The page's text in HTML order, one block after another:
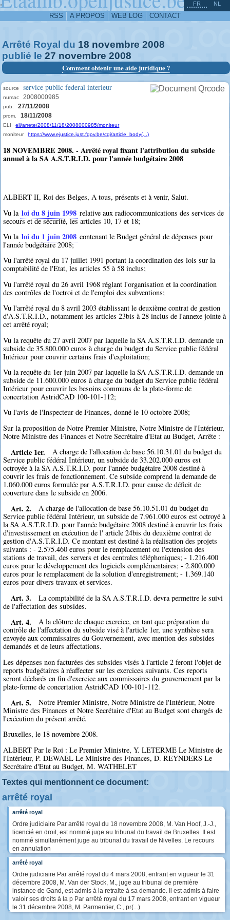
-
RSS A PROPOS WEB LOG CONTACT
FR NL
Arrêté Royal du 18 novembre 2008
publié le 27 novembre 2008
Comment obtenir une aide juridique ?
source service public federal interieur
numac 2008000985
pub. 27/11/2008
prom. 18/11/2008
ELI
eli/arrete/2008/11/18/2008000985/moniteur
moniteur
https://www.ejustice.just.fgov.be/cgi/article_body(...)
18 NOVEMBRE 2008. - Arrêté royal fixant l'attribution du subside
annuel à la SA A.S.T.R.I.D. pour l'année budgétaire 2008
ALBERT II, Roi des Belges, A tous, présents et à venir, Salut.
Vu la loi du 8 juin 1998 relative aux radiocommunications des services de
secours et de sécurité, les articles 10, 17 et 18;
Vu la loi du 1 juin 2008 contenant le Budget général de dépenses pour
l'année budgétaire 2008;
Vu l'arrêté royal du 17 juillet 1991 portant la coordination des lois sur la
comptabilité de l'Etat, les articles 55 à 58 inclus;
Vu l'arrêté royal du 26 avril 1968 réglant l'organisation et la coordination
des contrôles de l'octroi et de l'emploi des subventions;
Vu l'arrêté royal du 8 avril 2003 établissant le deuxième contrat de gestion
d'A.S.T.R.I.D., notamment les articles 23bis à 28 inclus de l'annexe jointe à
cet arrêté royal;
Vu la requête du 27 avril 2007 par laquelle la SA A.S.T.R.I.D. demande un
subside de 35.800.000 euros à charge du budget du Service public fédéral
Intérieur pour couvrir certains frais d'exploitation;
Vu la requête du 1er juin 2007 par laquelle la SA A.S.T.R.I.D. demande un
subside de 11.600.000 euros à charge du budget du Service public fédéral
Intérieur pour couvrir les besoins communs de la plate-forme de
concertation AstridCAD 100-101-112;
Vu l'avis de l'Inspecteur de Finances, donné le 10 octobre 2008;
Sur la proposition de Notre Premier Ministre, Notre Ministre de l'Intérieur,
Notre Ministre des Finances et Notre Secrétaire d'Etat au Budget, Arrête :
Article 1er.
A charge de l'allocation de base 56.10.31.01 du budget du
Service public fédéral Intérieur, un subside de 33.202.000 euros est
octroyée à la SA A.S.T.R.I.D. pour l'année budgétaire 2008 destiné à
couvrir les frais de fonctionnement. Ce subside comprend la demande de
1.060.000 euros formulée par A.S.T.R.I.D. pour cause de déficit de
couverture dans le subside en 2006.
Art. 2.
A charge de l'allocation de base 56.10.51.01 du budget du
Service public fédéral Intérieur, un subside de 7.961.000 euros est octroyé à
la SA A.S.T.R.I.D. pour l'année budgétaire 2008 destiné à couvrir les frais
d'investissement en exécution de l' article 24bis du deuxième contrat de
gestion d'A.S.T.R.I.D. Ce montant est destiné à la réalisation des projets
suivants : - 2.575.460 euros pour le remplacement ou l'extension des
stations de travail, des servers et des centrales téléphoniques; - 1.216.400
euros pour le développement des logiciels complémentaires; - 2.800.000
euros pour le remplacement de la solution d'enregistrement; - 1.369.140
euros pour divers travaux et services.
Art. 3.
La comptabilité de la SA A.S.T.R.I.D. devra permettre le suivi
de l'affectation des subsides.
Art. 4.
A la clôture de chaque exercice, en tant que préparation du
contrôle de l'affectation du subside visé à l'article 1er, une synthèse sera
envoyée aux commissaires du Gouvernement, avec mention des subsides
demandés et de leurs affectations.
Les dépenses non facturées des subsides visés à l'article 2 feront l'objet de
reports budgétaires à réaffecter sur les exercices suivants. Ces reports
seront déclarés en fin d'exercice aux commissaires du gouvernement par la
plate-forme de concertation AstridCAD 100-101-112.
Art. 5.
Notre Premier Ministre, Notre Ministre de l'Intérieur, Notre
Ministre des Finances et Notre Secrétaire d'Etat au Budget sont chargés de
l'exécution du présent arrêté.
Bruxelles, le 18 novembre 2008.
ALBERT Par le Roi : Le Premier Ministre, Y. LETERME Le Ministre de
l'Intérieur, P. DEWAEL Le Ministre des Finances, D. REYNDERS Le
Secrétaire d'Etat au Budget, M. WATHELET
Textes qui mentionnent ce document:
arrêté royal
arrêté royal
Ordre judiciaire Par arrêté royal du 18 novembre 2008, M. Van Hoof, J.-J.,
licencié en droit, est nommé juge au tribunal du travail de Bruxelles. Il est
nommé simultanément juge au tribunal du travail de Nivelles. Le recours
en annulation
arrêté royal
Ordre judiciaire Par arrêté royal du 4 mars 2008, entrant en vigueur le 31
décembre 2008, M. Van der Stock, M., juge au tribunal de première
instance de Gand, est admis à la retraite à sa demande. Il est admis à faire
valoir ses droits à la p Par arrêté royal du 17 mars 2008, entrant en vigueur
le 31 décembre 2008, M. Parmentier, C., pr(...)
^